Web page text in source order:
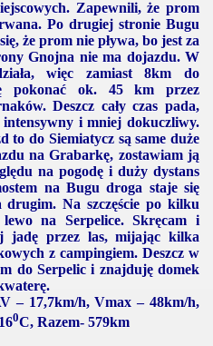
Zapewnili, że prom
Po drugiej stronie Bugu
że prom nie pływa, bo jest za
Gnojna nie ma dojazdu. W
więc zamiast 8km do
pokonać ok. 45 km przez
Deszcz cały czas pada,
i mniej dokuczliwy.
to do Siemiatycz są same duże
na Grabarkę, zostawiam ją
na pogodę i duży dystans
na Bugu droga staje się
Na szczęście po kilku
na Serpelice. Skręcam i
jadę przez las, mijając kilka
z campingiem. Deszcz w
do Serpelic i znajduję domek
– 17,7km/h, Vmax – 48km/h,
160C, Razem- 579km